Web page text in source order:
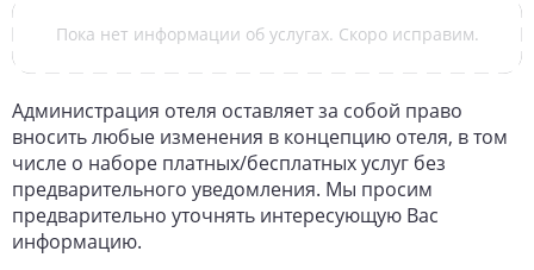
Пока нет информации об услугах. Скоро исправим.
Администрация отеля оставляет за собой право
вносить любые изменения в концепцию отеля, в том
числе о наборе платных/бесплатных услуг без
предварительного уведомления. Мы просим
предварительно уточнять интересующую Вас
информацию.